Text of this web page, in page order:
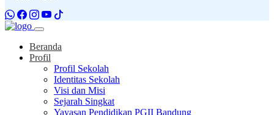
Beranda
Profil
Profil Sekolah
Identitas Sekolah
Visi dan Misi
Sejarah Singkat
Yayasan Pendidikan PGII Bandung